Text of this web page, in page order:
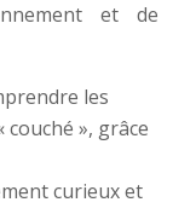
et de
les
couché », grâce
curieux et